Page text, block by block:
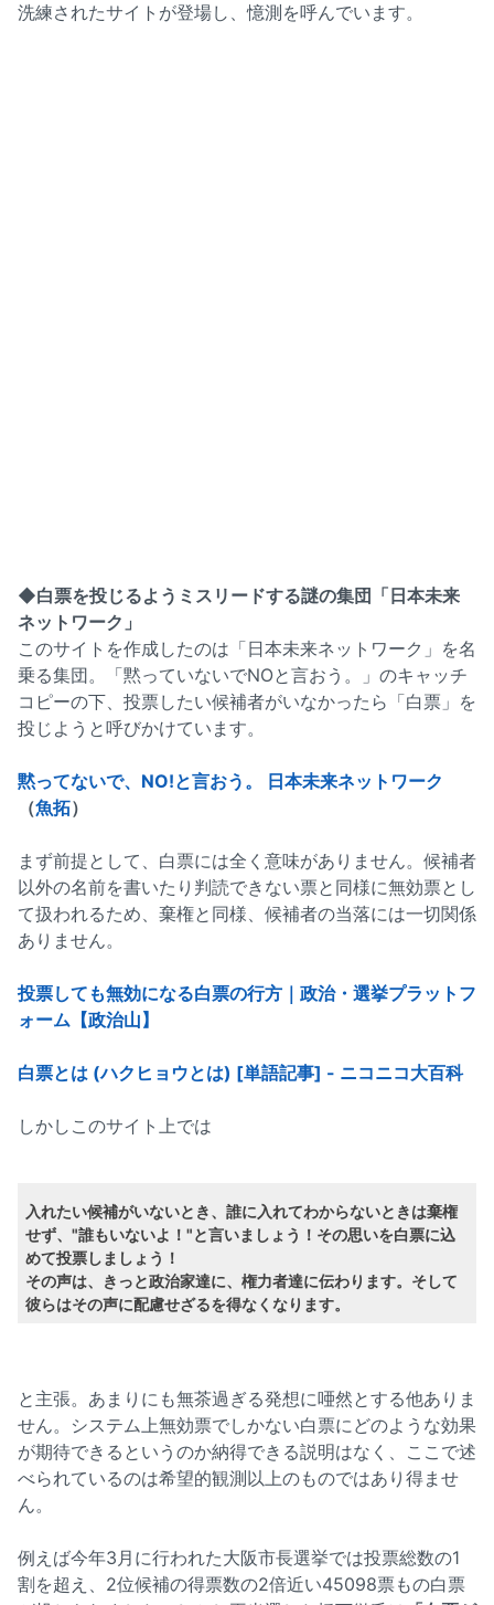
洗練されたサイトが登場し、憶測を呼んでいます。
◆白票を投じるようミスリードする謎の集団「日本未来
ネットワーク」
このサイトを作成したのは「日本未来ネットワーク」を名
乗る集団。「黙っていないでNOと言おう。」のキャッチ
コピーの下、投票したい候補者がいなかったら「白票」を
投じようと呼びかけています。
黙ってないで、NO!と言おう。 日本未来ネットワーク
（魚拓）
まず前提として、白票には全く意味がありません。候補者
以外の名前を書いたり判読できない票と同様に無効票とし
て扱われるため、棄権と同様、候補者の当落には一切関係
ありません。
投票しても無効になる白票の行方｜政治・選挙プラットフ
ォーム【政治山】
白票とは (ハクヒョウとは) [単語記事] - ニコニコ大百科
しかしこのサイト上では
入れたい候補がいないとき、誰に入れてわからないときは棄権
せず、"誰もいないよ！"と言いましょう！その思いを白票に込
めて投票しましょう！
その声は、きっと政治家達に、権力者達に伝わります。そして
彼らはその声に配慮せざるを得なくなります。
と主張。あまりにも無茶過ぎる発想に唖然とする他ありま
せん。システム上無効票でしかない白票にどのような効果
が期待できるというのか納得できる説明はなく、ここで述
べられているのは希望的観測以上のものではあり得ませ
ん。
例えば今年3月に行われた大阪市長選挙では投票総数の1
割を超え、2位候補の得票数の2倍近い45098票もの白票